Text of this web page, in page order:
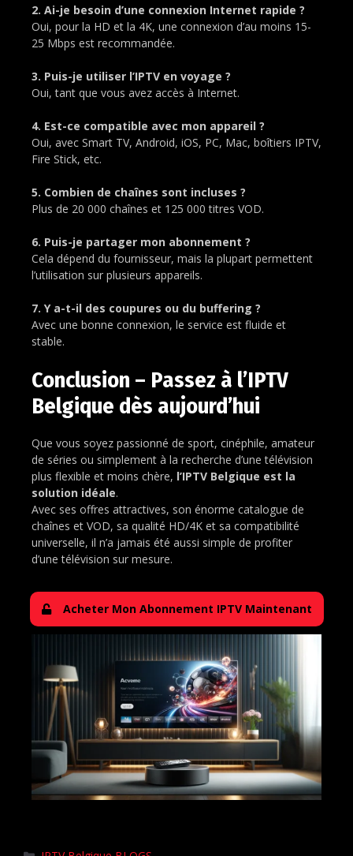
2. Ai-je besoin d’une connexion Internet rapide ?
Oui, pour la HD et la 4K, une connexion d’au moins 15-
25 Mbps est recommandée.
3. Puis-je utiliser l’IPTV en voyage ?
Oui, tant que vous avez accès à Internet.
4. Est-ce compatible avec mon appareil ?
Oui, avec Smart TV, Android, iOS, PC, Mac, boîtiers IPTV,
Fire Stick, etc.
5. Combien de chaînes sont incluses ?
Plus de 20 000 chaînes et 125 000 titres VOD.
6. Puis-je partager mon abonnement ?
Cela dépend du fournisseur, mais la plupart permettent
l’utilisation sur plusieurs appareils.
7. Y a-t-il des coupures ou du buffering ?
Avec une bonne connexion, le service est fluide et
stable.
Conclusion – Passez à l’IPTV
Belgique dès aujourd’hui
Que vous soyez passionné de sport, cinéphile, amateur
de séries ou simplement à la recherche d’une télévision
plus flexible et moins chère, l’IPTV Belgique est la
solution idéale.
Avec ses offres attractives, son énorme catalogue de
chaînes et VOD, sa qualité HD/4K et sa compatibilité
universelle, il n’a jamais été aussi simple de profiter
d’une télévision sur mesure.
Acheter Mon Abonnement IPTV Maintenant